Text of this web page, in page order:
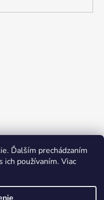
Ďalším prechádzaním
používaním. Viac